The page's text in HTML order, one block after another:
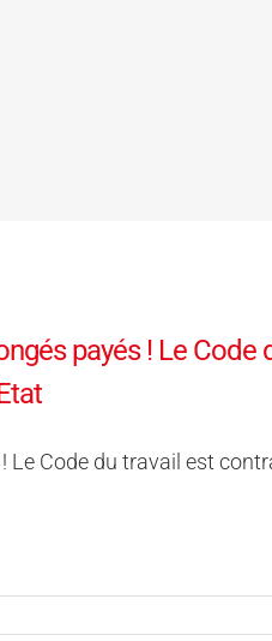
payés ! Le Code
Code du travail est